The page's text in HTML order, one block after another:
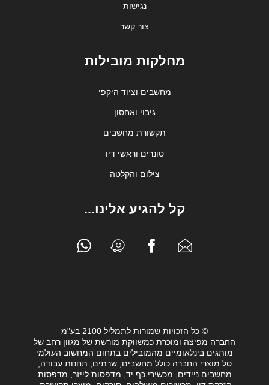
נגישות
צור קשר
מחלקות מובילות
מחשבים וציוד היקפי
גיבוי ואחסון
תקשורת מחשבים
טונרים וראשי דיו
צילום והקלטה
קל להגיע אלינו...
© כל הזכויות שמורות לתמליל 2100 בע"מ
החברה מפיצה ומוכרת כמשווקת מורשת של מגוון רחב של
מותגים בינלאומיים מהמובילים בתחום המחשוב העולמי
סל מוצרי החברה כולל מחשבים, שרתים, תחנות עבודה,
מחשבים ניידים, מכשירי כף יד, מדפסות לייזר, מדפסות